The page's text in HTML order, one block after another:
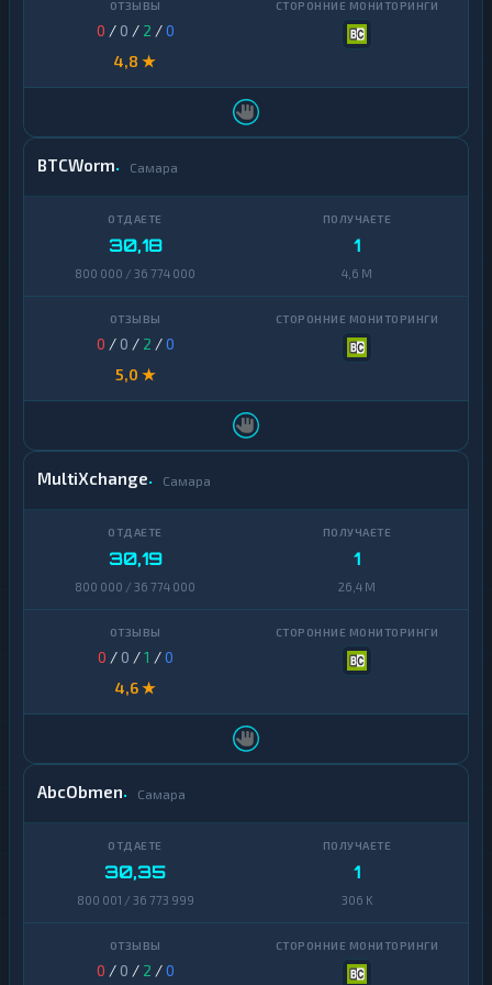
0 / 0 / 2 /0
4,8 ★
BTCWorm Самара
30,18
800 000 / 36 774 000
1
4,6 M
0 / 0 / 2 /0
5,0 ★
MultiXchange Самара
30,19
800 000 / 36 774 000
1
26,4 M
0 / 0 /1 /0
4,6 ★
AbcObmen Самара
30,35
800 001 / 36 773 999
1
306 K
0 / 0 / 2 /0